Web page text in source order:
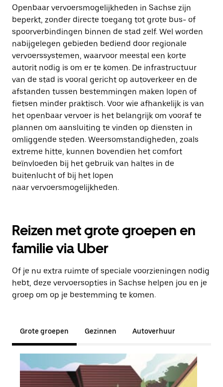
Openbaar vervoersmogelijkheden in Sachse zijn
beperkt, zonder directe toegang tot grote bus- of
spoorverbindingen binnen de stad zelf. Wel worden
nabijgelegen gebieden bediend door regionale
vervoerssystemen, waarvoor meestal een korte
autorit nodig is om er te komen. De infrastructuur
van de stad is vooral gericht op autoverkeer en de
afstanden tussen bestemmingen maken lopen of
fietsen minder praktisch. Voor wie afhankelijk is van
het openbaar vervoer is het belangrijk om vooraf te
plannen om aansluiting te vinden op diensten in
omliggende steden. Weersomstandigheden, zoals
extreme hitte, kunnen bovendien het comfort
beïnvloeden bij het gebruik van haltes in de
buitenlucht of bij het lopen
naar vervoersmogelijkheden.
Reizen met grote groepen en
familie via Uber
Of je nu extra ruimte of speciale voorzieningen nodig
hebt, deze vervoersopties in Sachse helpen jou en je
groep om op je bestemming te komen.
Grote groepen Gezinnen Autoverhuur